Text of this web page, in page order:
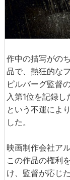
作中の描写がの
品で、熱狂的な
ピルバーグ監督
入第1位を記録し
という不運によ
した。
映画制作会社ア
この作品の権利
け、監督が応じ